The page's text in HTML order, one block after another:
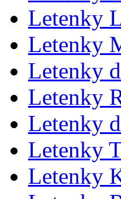
Letenky
Letenky
Letenky
Letenky
Letenky
Letenky
Letenky